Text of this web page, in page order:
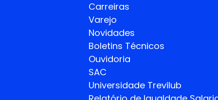
Carreiras
Varejo
Novidades
Boletins Técnicos
Ouvidoria
SAC
Universidade Trevilub